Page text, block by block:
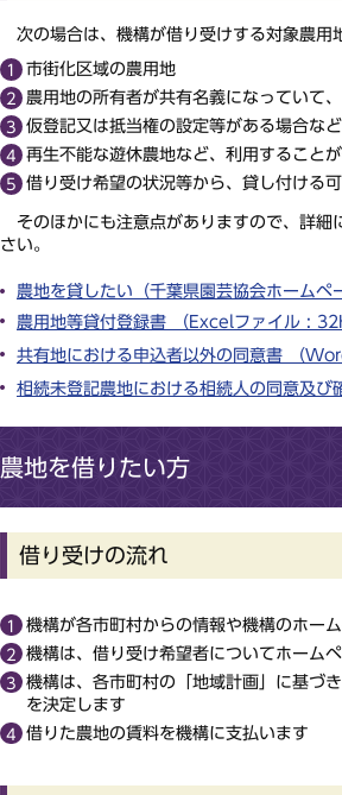
次の場合は、機構が借り受けする対象農用
市街化区域の農用地
農用地の所有者が共有名義になっていて
仮登記又は抵当権の設定等がある場合な
再生不能な遊休農地など、利用すること
借り受け希望の状況等から、貸し付ける
そのほかにも注意点がありますので、詳細
さい。
農地を貸したい（千葉県園芸協会ホームペ
農用地等貸付登録書 （Excelファイル :
共有地における申込者以外の同意書 （
相続未登記農地における相続人の同意及
農地を借りたい方
借り受けの流れ
機構が各市町村からの情報や機構のホー
機構は、借り受け希望者についてホーム
機構は、各市町村の「地域計画」に基づ
を決定します
借りた農地の賃料を機構に支払います